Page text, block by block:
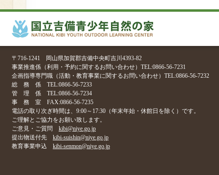
〒716-1241 岡山県加賀郡吉備中央町吉川4393-82
事業推進係（利用・予約に関するお問い合わせ）TEL:0866-56-7231
企画指導専門職（活動・教育事業に関するお問い合わせ）TEL:0866-56-7232
総 務 係 TEL:0866-56-7233
管 理 係 TEL:0866-56-7234
事 務 室 FAX:0866-56-7235
電話の取り次ぎ時間は、9:00～17:30（年末年始・休館日を除く）です。
ご理解とご協力をお願い致します。
ご意見・ご質問 kibi@niye.go.jp
提出物送付先 kibi-suishin@niye.go.jp
教育事業申込 kibi-senmon@niye.go.jp